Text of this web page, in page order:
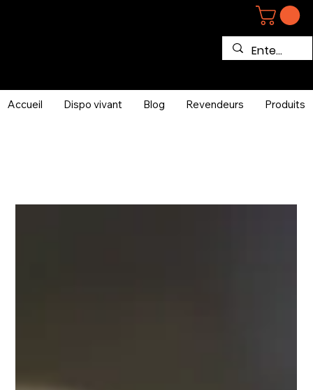
Accueil Dispo vivant Blog Revendeurs Produits